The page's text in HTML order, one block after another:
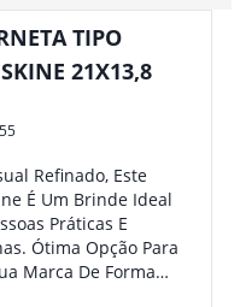
TIPO
21X13,8
Refinado, Este
É Um Brinde Ideal
Práticas E
Ótima Opção Para
Marca De Forma